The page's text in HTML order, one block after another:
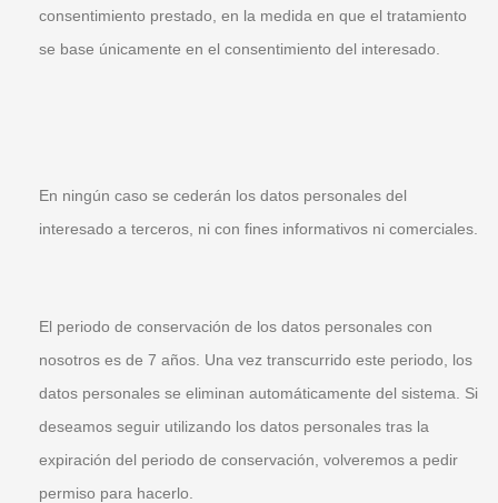
consentimiento prestado, en la medida en que el tratamiento
se base únicamente en el consentimiento del interesado.
En ningún caso se cederán los datos personales del
interesado a terceros, ni con fines informativos ni comerciales.
El periodo de conservación de los datos personales con
nosotros es de 7 años. Una vez transcurrido este periodo, los
datos personales se eliminan automáticamente del sistema. Si
deseamos seguir utilizando los datos personales tras la
expiración del periodo de conservación, volveremos a pedir
permiso para hacerlo.